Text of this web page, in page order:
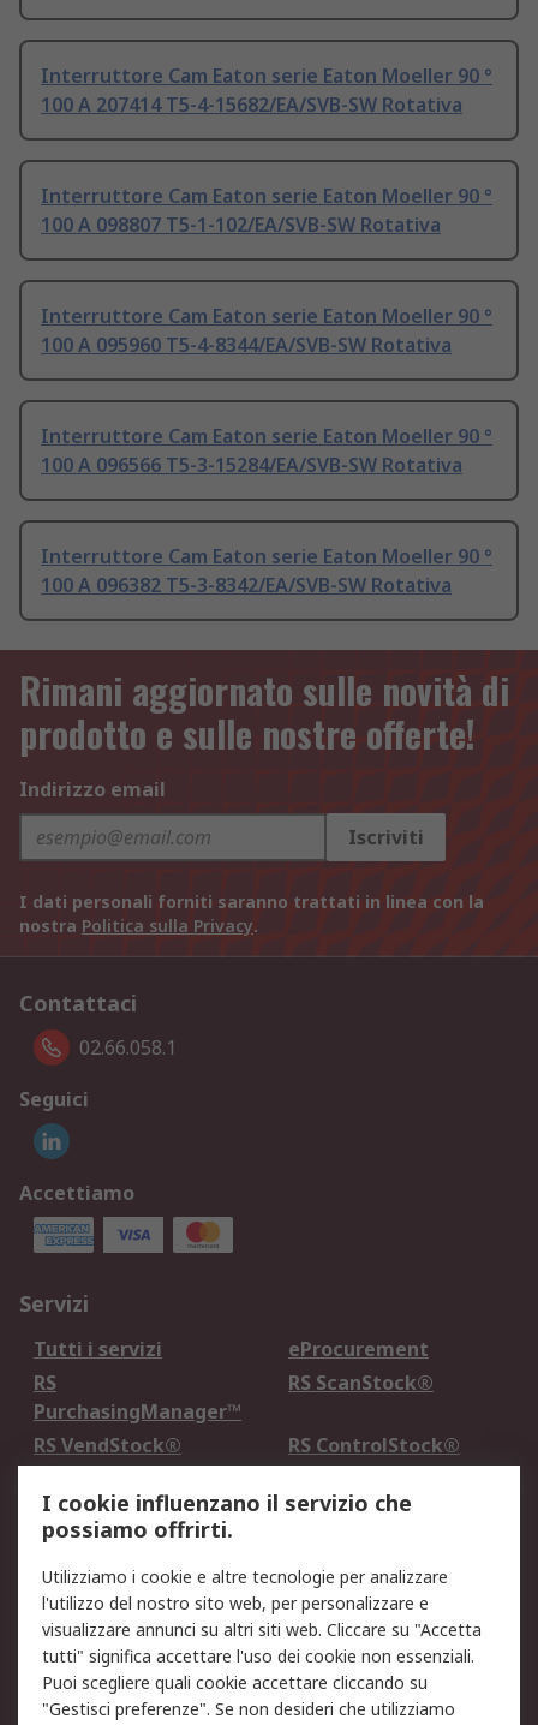
Interruttore Cam Eaton serie Eaton Moeller 90 °
100 A 207414 T5-4-15682/EA/SVB-SW Rotativa
Interruttore Cam Eaton serie Eaton Moeller 90 °
100 A 098807 T5-1-102/EA/SVB-SW Rotativa
Interruttore Cam Eaton serie Eaton Moeller 90 °
100 A 095960 T5-4-8344/EA/SVB-SW Rotativa
Interruttore Cam Eaton serie Eaton Moeller 90 °
100 A 096566 T5-3-15284/EA/SVB-SW Rotativa
Interruttore Cam Eaton serie Eaton Moeller 90 °
100 A 096382 T5-3-8342/EA/SVB-SW Rotativa
Rimani aggiornato sulle novità di
prodotto e sulle nostre offerte!
Indirizzo email
Iscriviti
I dati personali forniti saranno trattati in linea con la
nostra Politica sulla Privacy.
Contattaci
02.66.058.1
Seguici
Accettiamo
Servizi
Tutti i servizi
eProcurement
RS
PurchasingManager™
RS ScanStock®
RS VendStock®
RS ControlStock®
Legale
Informativa Cookie
Informativa Privacy -
Aggiornata
Email Security
Termini d'uso
Condizioni di vendita
Condizioni generali di
servizio
I cookie influenzano il servizio che
possiamo offrirti.
Utilizziamo i cookie e altre tecnologie per analizzare
l'utilizzo del nostro sito web, per personalizzare e
visualizzare annunci su altri siti web. Cliccare su "Accetta
tutti" significa accettare l'uso dei cookie non essenziali.
Puoi scegliere quali cookie accettare cliccando su
"Gestisci preferenze". Se non desideri che utilizziamo